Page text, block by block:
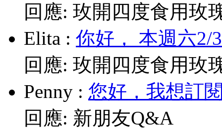
回應: 玫開四度食用玫
Elita : 你好， 本週六2/
回應: 玫開四度食用玫
Penny : 您好，我想訂
回應: 新朋友Q&A